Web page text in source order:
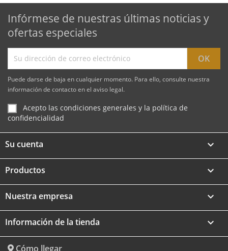
Infórmese de nuestras últimas noticias y
ofertas especiales
Puede darse de baja en cualquier momento. Para ello, consulte nuestra
información de contacto en el aviso legal.
Acepto las condiciones generales y la política de
confidencialidad
Su cuenta 
Productos 
Nuestra empresa 
Información de la tienda keyboard_arrow_down
Cómo llegar